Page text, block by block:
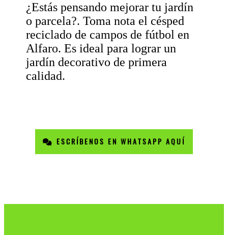
¿Estás pensando mejorar tu jardín
o parcela?. Toma nota el césped
reciclado de campos de fútbol en
Alfaro. Es ideal para lograr un
jardín decorativo de primera
calidad.
ESCRÍBENOS EN WHATSAPP AQUÍ